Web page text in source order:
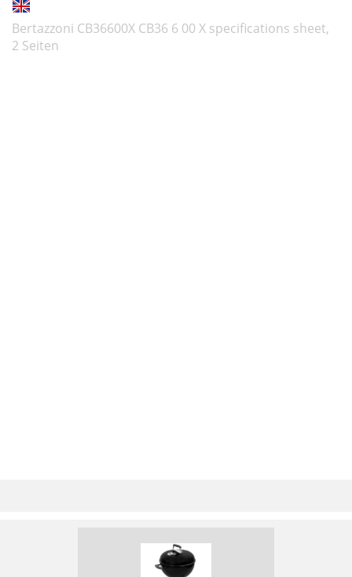
Bertazzoni CB36600X CB36 6 00 X specifications sheet,
2 Seiten